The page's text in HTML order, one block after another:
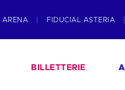
ARENA FIDUCIAL ASTERIA
BILLETTERIE